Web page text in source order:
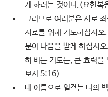
게 하려는 것이다.(요한복
그러므로 여러분은 서로
서로를 위해 기도하십시오
분이 나음을 받게 하십시
히 비는 기도는, 큰 효력을
보서 5:16)
내 이름으로 일컫는 나의